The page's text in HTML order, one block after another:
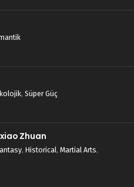
, Süper Güç
Zhuan
, Historical, Martial Arts,